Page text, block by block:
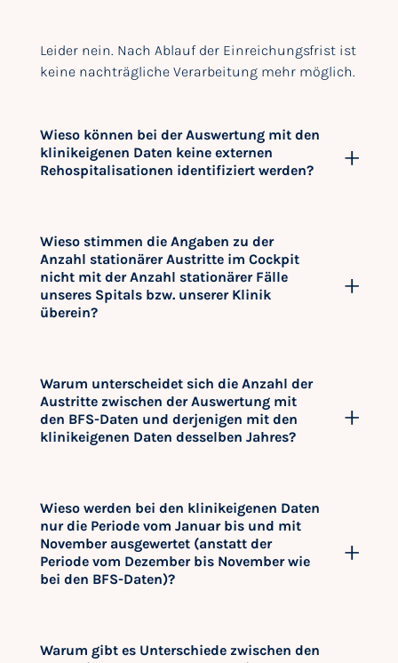
Leider nein. Nach Ablauf der Einreichungsfrist ist
keine nachträgliche Verarbeitung mehr möglich.
Wieso können bei der Auswertung mit den
klinikeigenen Daten keine externen
Rehospitalisationen identifiziert werden?
Wieso stimmen die Angaben zu der
Anzahl stationärer Austritte im Cockpit
nicht mit der Anzahl stationärer Fälle
unseres Spitals bzw. unserer Klinik
überein?
Warum unterscheidet sich die Anzahl der
Austritte zwischen der Auswertung mit
den BFS-Daten und derjenigen mit den
klinikeigenen Daten desselben Jahres?
Wieso werden bei den klinikeigenen Daten
nur die Periode vom Januar bis und mit
November ausgewertet (anstatt der
Periode vom Dezember bis November wie
bei den BFS-Daten)?
Warum gibt es Unterschiede zwischen den